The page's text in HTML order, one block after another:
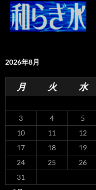
2026年8月
月 火 水
3
4 5
10
11 12
17
18 19
24
25 26
31